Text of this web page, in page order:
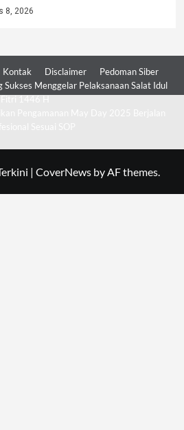
8, 2026
Kontak Disclaimer
Pedoman Siber
Menggelar Pelaksanaan Salat Idul
| CoverNewsby AF themes.